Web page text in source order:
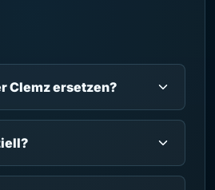
Clemz ersetzen?